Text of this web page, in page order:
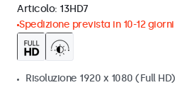
Articolo: 13HD7
Spedizione prevista in 10-12 giorni
Risoluzione 1920 x 1080 (Full HD)